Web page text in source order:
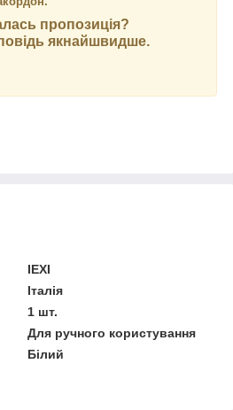
пропозиція?
якнайшвидше.
IEXI
Італія
1 шт.
Для ручного користування
Білий